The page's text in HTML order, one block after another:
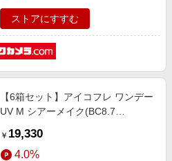
ストアにすすむ
【6箱セット】アイコフレ ワンデー
UV M シアーメイク(BC8.7
￥ 19,330
4.0%